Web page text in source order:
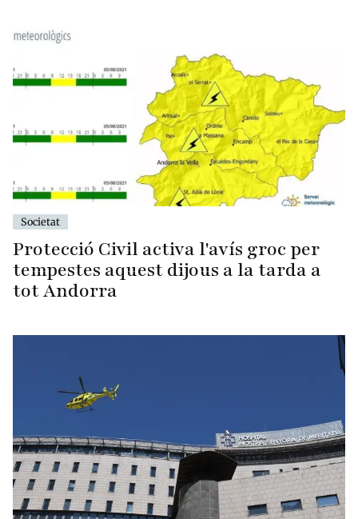
Societat
Protecció Civil activa l'avís groc per
tempestes aquest dijous a la tarda a
tot Andorra